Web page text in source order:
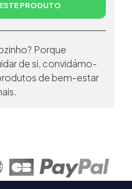
PRODUTO
Porque
de si, convidámo-
de bem-estar